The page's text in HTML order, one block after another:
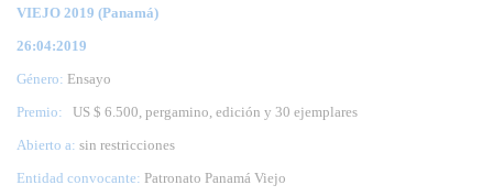
VIEJO 2019 (Panamá)
26:04:2019
Género: Ensayo
Premio:
US $ 6.500, pergamino, edición y 30 ejemplares
Abierto a: sin restricciones
Entidad convocante: Patronato Panamá Viejo